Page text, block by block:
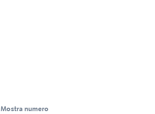
Mostra numero